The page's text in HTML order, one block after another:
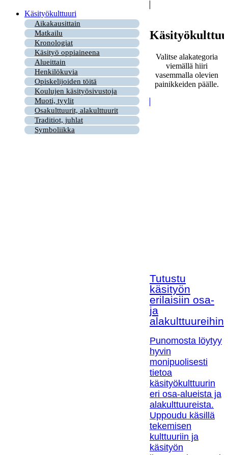
Käsityökulttuuri
Aikakausittain
Matkailu
Kronologiat
Käsityö oppiaineena
Alueittain
Henkilökuvia
Opiskelijoiden töitä
Koulujen käsityösivustoja
Muoti, tyylit
Osakulttuurit, alakulttuurit
Traditiot, juhlat
Symboliikka
Valitse alakategoria
viemällä hiiri
vasemmalla olevien
painikkeiden päälle.
Tutustu
käsityön
erilaisiin osa-
ja
alakulttuureihin!
Punomosta löytyy
hyvin
monipuolisesti
tietoa
käsityökulttuurin
eri osa-alueista ja
alakulttuureista.
Uppoudu käsillä
tekemisen
kulttuuriin ja
käsityön